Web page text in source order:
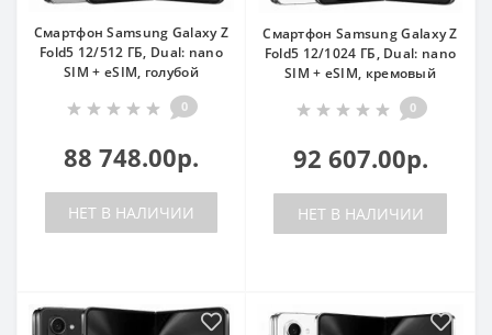
Смартфон Samsung Galaxy Z
Fold5 12/512 ГБ, Dual: nano
SIM + eSIM, голубой
0
88 748.00р.
НЕТ В НАЛИЧИИ
Смартфон Samsung Galaxy Z
Fold5 12/1024 ГБ, Dual: nano
SIM + eSIM, кремовый
0
92 607.00р.
НЕТ В НАЛИЧИИ